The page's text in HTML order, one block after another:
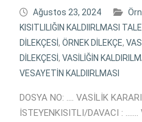
Ağustos 23, 2024
KISITLILIĞIN KALDIIRLMASI
DİLEKÇESİ , ÖRNEK DİLEKÇE,
DİLEKÇESİ , VASİLİĞİN
VESAYETİN KALDIIRLMASI
DOSYA NO: …. VASİLİK
İSTEYENKISITLI/DAVACI :